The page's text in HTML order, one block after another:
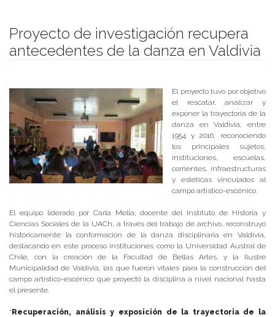
Proyecto de investigación recupera
antecedentes de la danza en Valdivia
El proyecto tuvo por objetivo
el rescatar, analizar y
exponer la trayectoria de la
danza en Valdivia, entre
1954 y 2016, reconociendo
los principales sujetos,
instituciones, escuelas,
corrientes, infraestructuras
y estéticas vinculados al
campo artístico-escénico.
El equipo liderado por Carla Mella, docente del Instituto de Historia y
Ciencias Sociales de la UACh, a través del trabajo de archivo, reconstruyó
históricamente la conformación de la danza disciplinaria en Valdivia,
destacando en este proceso instituciones como la Universidad Austral de
Chile, con la creación de la Facultad de Bellas Artes, y la Ilustre
Municipalidad de Valdivia, las que fueron vitales para la construcción del
campo artístico-escénico que proyectó la disciplina a nivel nacional hasta
el presente.
“ Recuperación, análisis y exposición de la trayectoria de la